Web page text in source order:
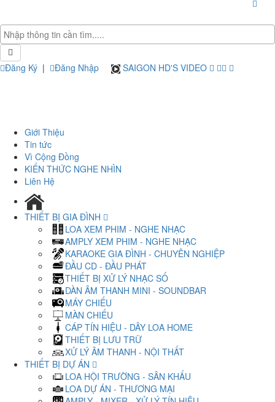
Đăng Ký | Đăng Nhập SAIGON HD'S VIDEO
Giới Thiệu
Tin tức
Vì Cộng Đồng
KIẾN THỨC NGHE NHÌN
Liên Hệ
THIẾT BỊ GIA ĐÌNH
LOA XEM PHIM - NGHE NHẠC
AMPLY XEM PHIM - NGHE NHẠC
KARAOKE GIA ĐÌNH - CHUYÊN NGHIỆP
ĐẦU CD - ĐẦU PHÁT
THIẾT BỊ XỬ LÝ NHẠC SỐ
DÀN ÂM THANH MINI - SOUNDBAR
MÁY CHIẾU
MÀN CHIẾU
CÁP TÍN HIỆU - DÂY LOA HOME
THIẾT BỊ LƯU TRỮ
XỬ LÝ ÂM THANH - NỘI THẤT
THIẾT BỊ DỰ ÁN
LOA HỘI TRƯỜNG - SÂN KHẤU
LOA DỰ ÁN - THƯƠNG MẠI